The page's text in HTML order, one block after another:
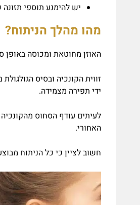
יש להימנע תוספי תזונה
מהו מהלך הניתוח?
האוזן מחוטאת ומכוסה
זווית הקונכיה ובסיס
ידי תפירה מצמידה.
לעיתים עודף הסחוס
האחורי.
חשוב לציין כי כל הניתוח